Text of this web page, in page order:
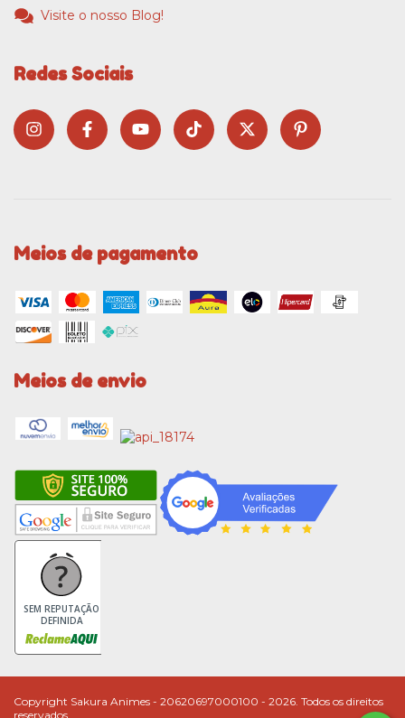
Visite o nosso Blog!
Redes Sociais
Meios de pagamento
Meios de envio
SEM REPUTAÇÃO
DEFINIDA
Copyright Sakura Animes - 20620697000100 - 2026. Todos os direitos
reservados.